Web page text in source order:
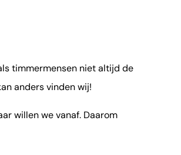
timmermensen niet altijd de
anders vinden wij!
willen we vanaf. Daarom